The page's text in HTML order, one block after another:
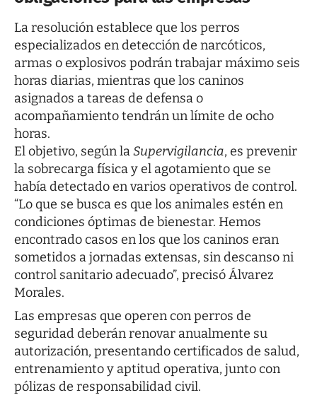
La resolución establece que los perros
especializados en detección de narcóticos,
armas o explosivos podrán trabajar máximo seis
horas diarias, mientras que los caninos
asignados a tareas de defensa o
acompañamiento tendrán un límite de ocho
horas.
El objetivo, según laSupervigilancia, es prevenir
la sobrecarga física y el agotamiento que se
había detectado en varios operativos de control.
“Lo que se busca es que los animales estén en
condiciones óptimas de bienestar. Hemos
encontrado casos en los que los caninos eran
sometidos a jornadas extensas, sin descanso ni
control sanitario adecuado”, precisó Álvarez
Morales.
Las empresas que operen con perros de
seguridad deberán renovar anualmente su
autorización, presentando certificados de salud,
entrenamiento y aptitud operativa, junto con
pólizas de responsabilidad civil.